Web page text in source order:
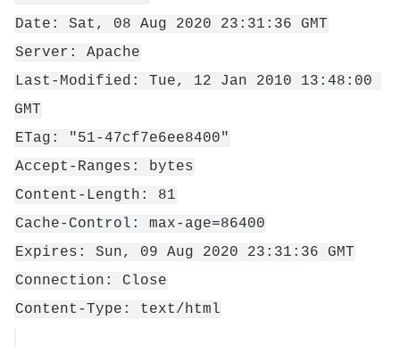
Date: Sat, 08 Aug 2020 23:31:36 GMT
Server: Apache
Last-Modified: Tue, 12 Jan 2010 13:48:00
GMT
ETag: "51-47cf7e6ee8400"
Accept-Ranges: bytes
Content-Length: 81
Cache-Control: max-age=86400
Expires: Sun, 09 Aug 2020 23:31:36 GMT
Connection: Close
Content-Type: text/html